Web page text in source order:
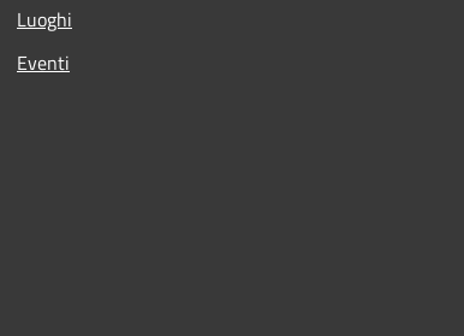
Luoghi
Eventi